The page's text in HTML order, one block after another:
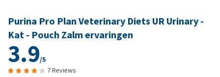
Purina Pro Plan Veterinary Diets UR Urinary -
Kat - Pouch Zalm ervaringen
3.9/5
7 Reviews